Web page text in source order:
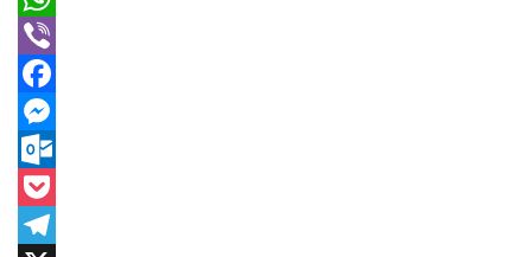
WhatsApp
Viber
Facebook
Messenger
Outlook.com
Pocket